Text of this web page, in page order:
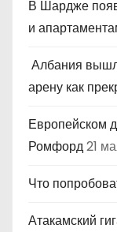
В Шардже
и
Албания
арену как
Европейском
Ромфорд21
Что
Атакамский